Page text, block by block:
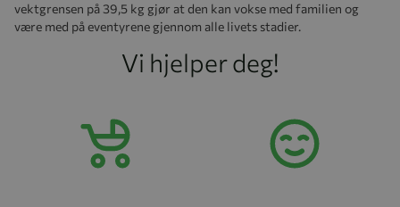
vektgrensen på 39,5 kg gjør at den kan vokse med familien og
være med på eventyrene gjennom alle livets stadier.
Vi hjelper deg!